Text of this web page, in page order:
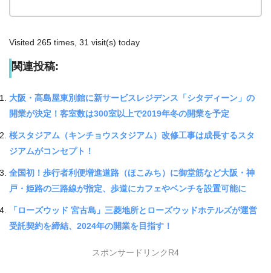
Visited 265 times, 31 visit(s) today
関連投稿:
大阪・高島屋東別館に新サービスレジデンス「シタディーン」の
開業が決定！客室数は300室以上で2019年冬の開業を予定
桜スタジアム（キンチョウスタジアム）改修工事は成長するスタ
ジアムがコンセプト！
全国初！歩行者利便増進道路（ほこみち）に御堂筋など大阪・神
戸・姫路の三路線が指定、歩道にカフェやベンチを設置可能に
「ローズウッド 宮古島」三菱地所とローズウッドホテルズが運営
受託契約を締結、2024年の開業を目指す！
スポンサードリンクR4